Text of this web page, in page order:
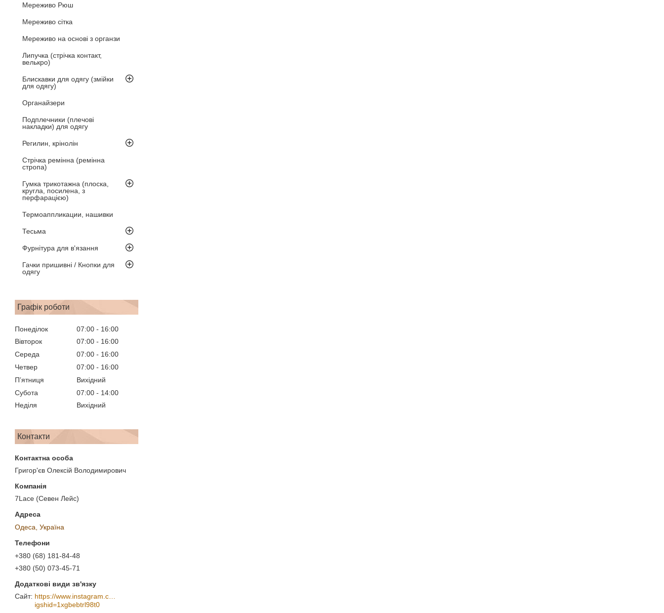
Мереживо Рюш
Мереживо сітка
Мереживо на основі з органзи
Липучка (стрічка контакт,
велькро)
Блискавки для одягу (змійки
для одягу)
Органайзери
Подплечники (плечові
накладки) для одягу
Регилин, крінолін
Стрічка ремінна (ремінна
стропа)
Гумка трикотажна (плоска,
кругла, посилена, з
перфарацією)
Термоаппликации, нашивки
Тесьма
Фурнітура для в'язання
Гачки пришивні / Кнопки для
одягу
Графік роботи
Понеділок 07:00
16:00
Вівторок
07:00
16:00
Середа
07:00
16:00
Четвер
07:00
16:00
Пʼятниця
Вихідний
Субота
07:00
14:00
Неділя
Вихідний
Контакти
Григор'єв Олексій Володимирович
7Lace (Севен Лейс)
Одеса, Україна
+380 (68) 181-84-48
+380 (50) 073-45-71
https://www.instagram.com/7_lace/?
igshid=1xgbebtrl98t0